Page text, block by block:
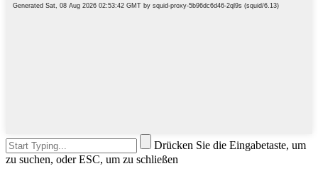
Drücken Sie die Eingabetaste, um
zu suchen, oder ESC, um zu schließen